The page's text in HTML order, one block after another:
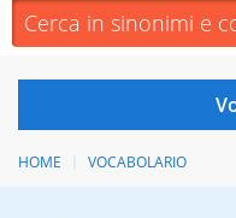
HOME VOCABOLARIO